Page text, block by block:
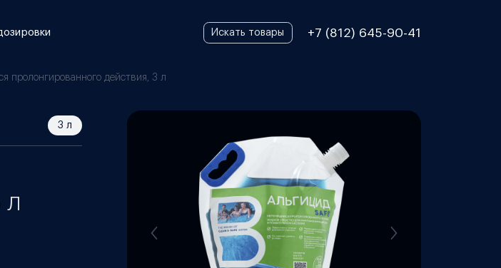
Искать товары +7 (812) 645-90-41
пролонгированного действия, 3 л
3 л
л